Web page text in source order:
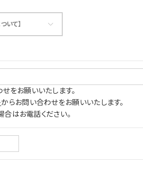
いて】
をお願いいたします。
からお問い合わせをお願いいたします。
はお電話ください。